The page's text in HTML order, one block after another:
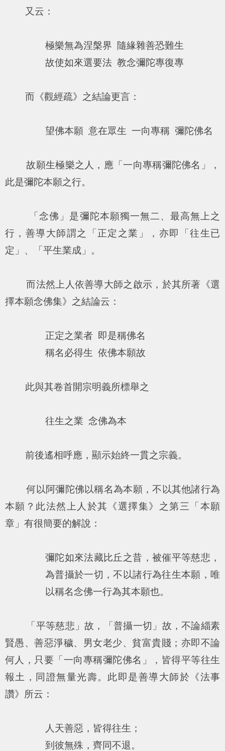
又云：
極樂無為涅槃界 隨緣雜善恐難生
故使如來選要法 教念彌陀專復專
而《觀經疏》之結論更言：
望佛本願 意在眾生 一向專稱 彌陀佛名
故願生極樂之人，應「一向專稱彌陀佛名」，
此是彌陀本願之行。
「念佛」是彌陀本願獨一無二、最高無上之
行，善導大師謂之「正定之業」，亦即「往生已
定」、「平生業成」。
而法然上人依善導大師之啟示，於其所著《選
擇本願念佛集》之結論云：
正定之業者 即是稱佛名
稱名必得生 依佛本願故
此與其卷首開宗明義所標舉之
往生之業 念佛為本
前後遙相呼應，顯示始終一貫之宗義。
何以阿彌陀佛以稱名為本願，不以其他諸行為
本願？此法然上人於其《選擇集》之第三「本願
章」有很簡要的解說：
彌陀如來法藏比丘之昔，被催平等慈悲，
為普攝於一切，不以諸行為往生本願，唯
以稱名念佛一行為其本願也。
「平等慈悲」故，「普攝一切」故，不論緇素
賢愚、善惡淨穢、男女老少、貧富貴賤；亦即不論
何人，只要「一向專稱彌陀佛名」，皆得平等往生
報土，同證無量光壽。此即是善導大師於《法事
讚》所云：
人天善惡，皆得往生；
到彼無殊，齊同不退。